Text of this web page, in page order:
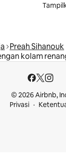
Preah Sihanouk
kolam
© 2026 Airbnb,
Privasi